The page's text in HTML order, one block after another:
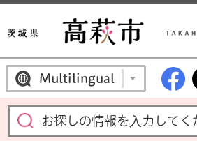
Multilingual